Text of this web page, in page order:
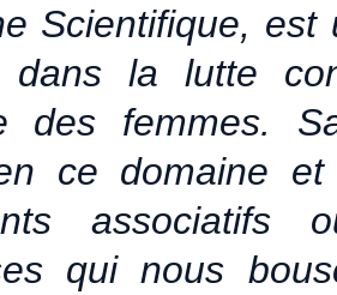
Scientifique,
dans la lutte
des femmes.
ce domaine
associatifs
qui nous